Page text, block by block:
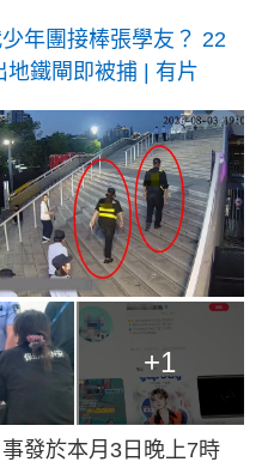
年團接棒張學友？ 22
地鐵閘即被捕 | 有片
+1
發於本月3日晚上7時